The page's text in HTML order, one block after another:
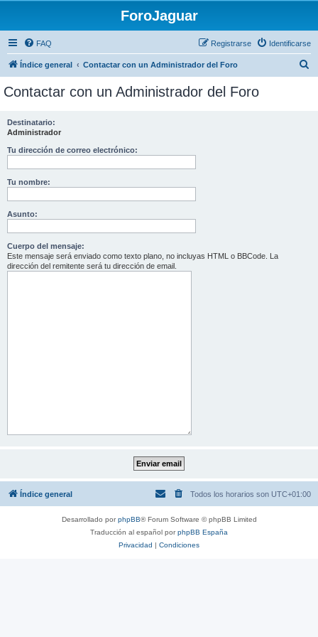
ForoJaguar
FAQ Identificarse
Registrarse
Índice general Contactar con un Administrador del Foro
Contactar con un Administrador del Foro
Destinatario:
Administrador
Tu dirección de correo electrónico:
Tu nombre:
Asunto:
Cuerpo del mensaje:
Este mensaje será enviado como texto plano, no incluyas HTML o BBCode. La
dirección del remitente será tu dirección de email.
Índice general Todos los horarios son UTC+01:00
Desarrollado porphpBB® Forum Software © phpBB Limited
Traducción al español porphpBB España
Privacidad | Condiciones